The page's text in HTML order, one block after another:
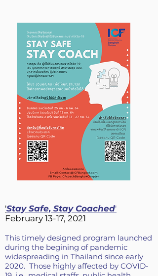
'Stay Safe, Stay Coached'
February 13-17, 2021
This timely designed program launched
during the begining of pandemic
widespreading in Thailand since early
2020. Those highly affected by COVID-